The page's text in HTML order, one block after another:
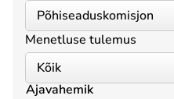
Menetluse tulemus
Ajavahemik